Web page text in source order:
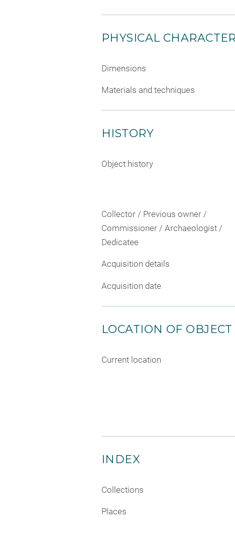
PHYSICAL
Dimensions
Materials and techniques
HISTORY
Object history
Collector / Previous owner /
Commissioner / Archaeologist /
Dedicatee
Acquisition details
Acquisition date
LOCATION OF OBJECT
Current location
INDEX
Collections
Places